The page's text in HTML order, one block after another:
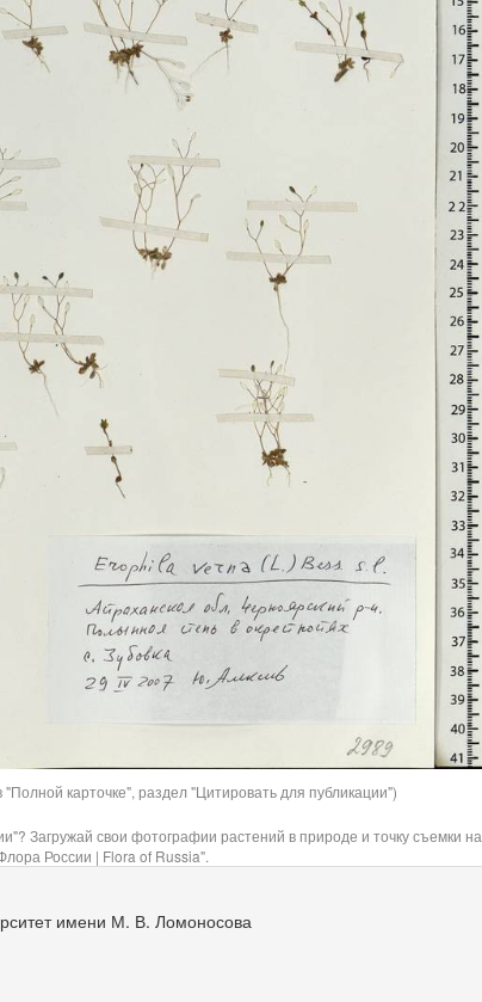
карточке", раздел "Цитировать для публикации")
Загружай свои фотографии растений в природе и точку съемки на
России | Flora of Russia".
имени М. В. Ломоносова